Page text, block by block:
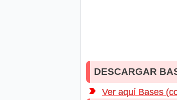
DESCARGAR
Ver aquí Bases